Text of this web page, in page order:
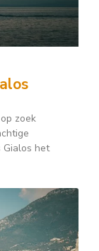
zoek
Gialos het